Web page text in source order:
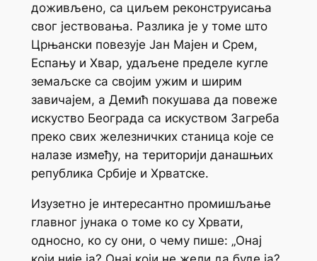
доживљено, са циљем реконструисања
свог јествовања. Разлика је у томе што
Црњански повезује Јан Мајен и Срем,
Еспању и Хвар, удаљене пределе кугле
земаљске са својим ужим и ширим
завичајем, а Демић покушава да повеже
искуство Београда са искуством Загреба
преко свих железничких станица које се
налазе између, на територији данашњих
република Србије и Хрватске.
Изузетно је интересантно промишљање
главног јунака о томе ко су Хрвати,
односно, ко су они, о чему пише: „Онај